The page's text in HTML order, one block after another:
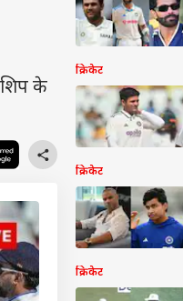
वीडियो
के
क्रिकेट
क्रिकेट
क्रिकेट